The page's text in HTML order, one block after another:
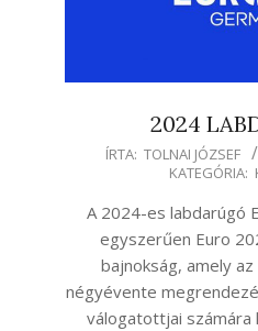
2024
2024-ÍRTA: TOLNAI JÓZSEF
KATEGÓRIA:
A 2024-es labdarúgó
egyszerűen Euro
bajnokság, amely
négyévente
válogatottjai számára